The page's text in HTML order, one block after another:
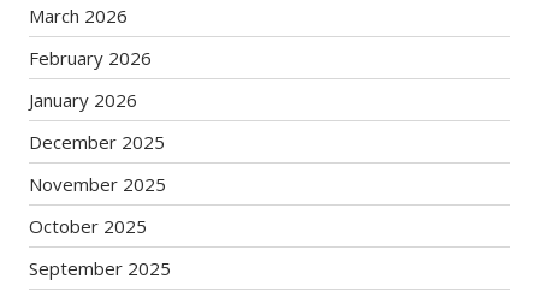
March 2026
February 2026
January 2026
December 2025
November 2025
October 2025
September 2025